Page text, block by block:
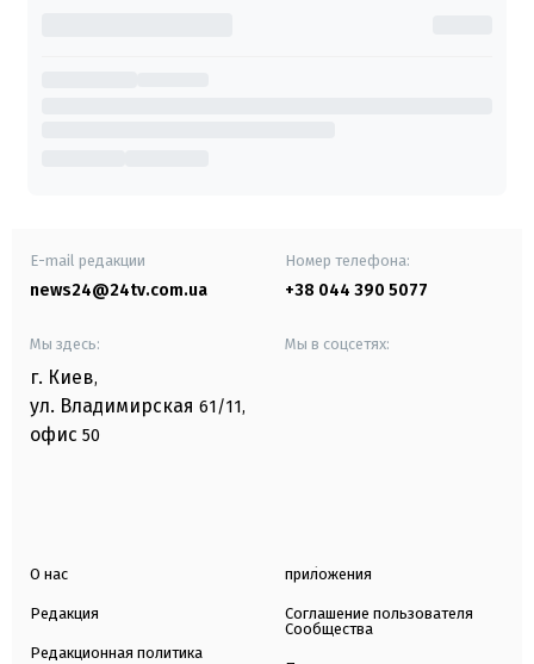
E-mail редакции
news24@24tv.com.ua
Номер телефона:
+38 044 390 5077
Мы здесь:
г. Киев,
ул. Владимирская 61/11,
офис 50
Мы в соцсетях:
О нас
Редакция
Редакционная политика
приложения
Соглашение пользователя
Сообщества